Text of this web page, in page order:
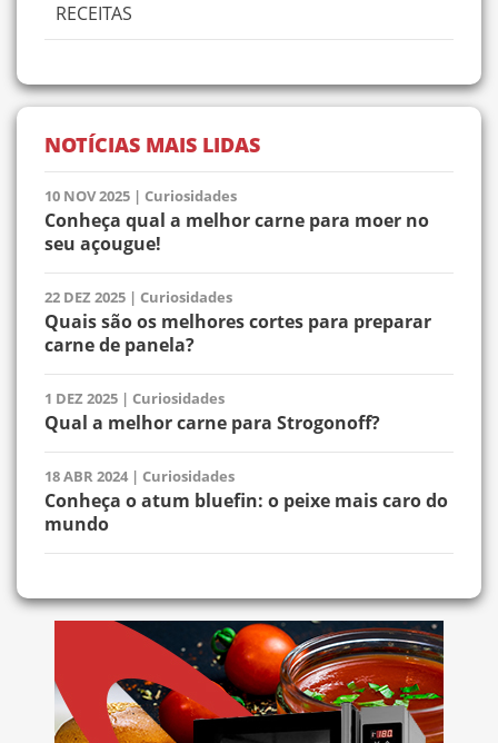
RECEITAS
NOTÍCIAS MAIS LIDAS
10 NOV 2025 | Curiosidades
Conheça qual a melhor carne para moer no
seu açougue!
22 DEZ 2025 | Curiosidades
Quais são os melhores cortes para preparar
carne de panela?
1 DEZ 2025 | Curiosidades
Qual a melhor carne para Strogonoff?
18 ABR 2024 | Curiosidades
Conheça o atum bluefin: o peixe mais caro do
mundo